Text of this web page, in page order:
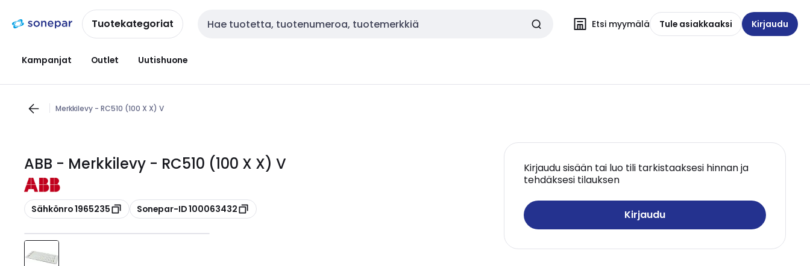
navigointiinsisältöönTuotekategoriat Haku Etsi myymälä Tule asiakkaaksi Kirjaudu
Kampanjat Outlet Uutishuone
Merkkilevy - RC510 (100 X X) V
ABB - Merkkilevy - RC510 (100 X X) V
Kopioi
Sähkönro 1965235 Kopioi
Sonepar-ID 100063432
Kirjaudu sisään tai luo tili tarkistaaksesi hinnan ja
tehdäksesi tilauksen
Kirjaudu